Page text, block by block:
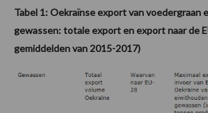
Tabel 1: Oekraïnse export van voedergraan
gewassen: totale export en export naar de
gemiddelden van 2015-2017)